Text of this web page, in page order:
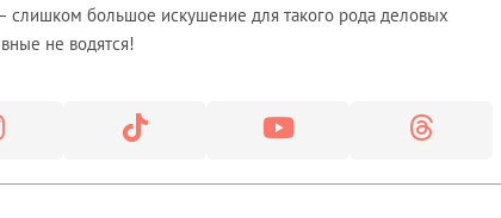
слишком большое искушение для такого рода деловых
не водятся!